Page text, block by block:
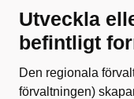
Utveckla
befintligt
Den regionala
förvaltningen)